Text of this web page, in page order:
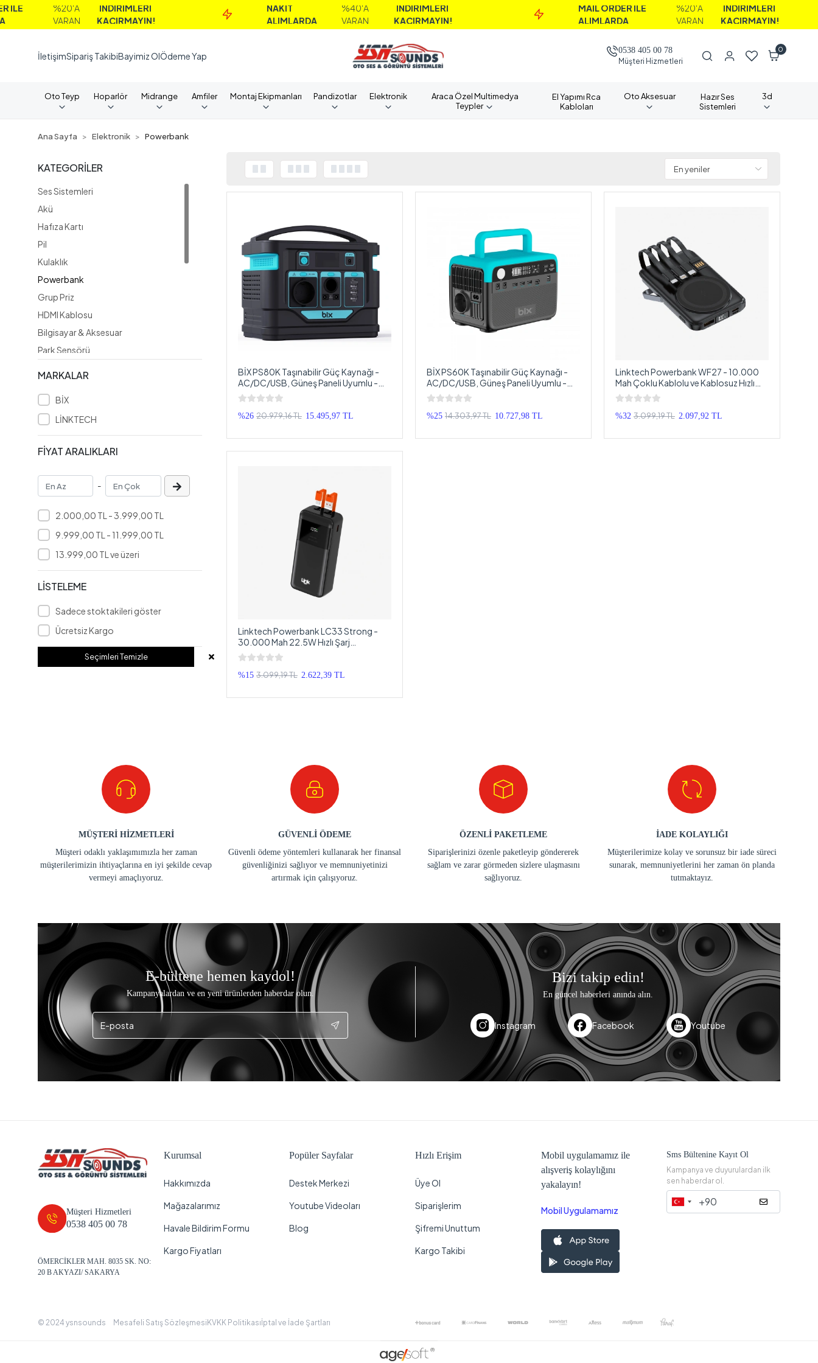
%20'A
İNDİRİMLERİ
KAÇIRMAYIN!
ALIMLARDA
VARAN
İNDİRİMLERİ
KAÇIRMAYIN!
MAİL ORDER İLE
ALIMLARDA
%20'A
İNDİRİMLERİ
KAÇIRMAYIN!
İletişimSipariş TakibiBayimiz OlÖdeme Yap
0538 405 00 78
Müşteri Hizmetleri
0
Oto Teyp Hoparlör Midrange Amfiler Montaj Ekipmanları Pandizotlar Elektronik
Araca Özel Multimedya
Teypler
El Yapımı Rca
Kabloları
Oto Aksesuar
Hazır Ses
Sistemleri
3d
Ana Sayfa Elektronik Powerbank
KATEGORİLER
Ses Sistemleri
Akü
Hafıza Kartı
Pil
Kulaklık
Powerbank
Grup Priz
HDMI Kablosu
Bilgisayar & Aksesuar
Park Sensörü
Kapasitör
Aux Kablosu
Usb Flash Bellek
Şarj Aleti
Araç Kamerası
Bluetooth Hoparlör
FM Transmitter
Adaptör
MARKALAR
BİX
LİNKTECH
FİYAT ARALIKLARI
-
2.000,00 TL - 3.999,00 TL
9.999,00 TL - 11.999,00 TL
13.999,00 TL ve üzeri
LİSTELEME
Sadece stoktakileri göster
Ücretsiz Kargo
Seçimleri Temizle
BİX PS80K Taşınabilir Güç Kaynağı -
AC/DC/USB, Güneş Paneli Uyumlu -
80000mAh 296Wh 300W Taşınabilir
Güç İstasyonu
%26 20.979,16 TL 15.495,97 TL
BİX PS60K Taşınabilir Güç Kaynağı -
AC/DC/USB, Güneş Paneli Uyumlu -
192Wh 300W 230V 50Hz Taşınabilir
Güç İstasyonu
%25 14.303,97 TL 10.727,98 TL
Linktech Powerbank WF27 - 10.000
Mah Çoklu Kablolu ve Kablosuz Hızlı
Şarjlı Powerbank - Kaliteli Taşınabilir
Şarj Aleti
%32 3.099,19 TL 2.097,92 TL
Linktech Powerbank LC33 Strong -
30.000 Mah 22.5W Hızlı Şarj
Powerbank - Kaliteli Taşınabilir Şarj
Aleti
%15 3.099,19 TL 2.622,39 TL
MÜŞTERİ HİZMETLERİ
Müşteri odaklı yaklaşımımızla her zaman
müşterilerimizin ihtiyaçlarına en iyi şekilde cevap
vermeyi amaçlıyoruz.
GÜVENLİ ÖDEME
Güvenli ödeme yöntemleri kullanarak her finansal
güvenliğinizi sağlıyor ve memnuniyetinizi
artırmak için çalışıyoruz.
ÖZENLİ PAKETLEME
Siparişlerinizi özenle paketleyip göndererek
sağlam ve zarar görmeden sizlere ulaşmasını
sağlıyoruz.
İADE KOLAYLIĞI
Müşterilerimize kolay ve sorunsuz bir iade süreci
sunarak, memnuniyetlerini her zaman ön planda
tutmaktayız.
E-bültene hemen kaydol!
Kampanyalardan ve en yeni ürünlerden haberdar olun.
Bizi takip edin!
En güncel haberleri anında alın.
Instagram Facebook Youtube
Müşteri Hizmetleri
0538 405 00 78
ÖMERCİKLER MAH. 8035 SK. NO:
20 B AKYAZI/ SAKARYA
Kurumsal
Hakkımızda
Mağazalarımız
Havale Bildirim Formu
Kargo Fiyatları
Popüler Sayfalar
Destek Merkezi
Youtube Videoları
Blog
Hızlı Erişim
Üye Ol
Siparişlerim
Şifremi Unuttum
Kargo Takibi
Mobil uygulamamız ile
alışveriş kolaylığını
yakalayın!
Mobil Uygulamamız
Sms Bültenine Kayıt Ol
Kampanya ve duyurulardan ilk
sen haberdar ol.
© 2024 ysnsounds Mesafeli Satış SözleşmesiKVKK Politikasıİptal ve İade Şartları